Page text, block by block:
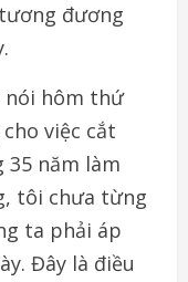
đương
nói hôm thứ
việc cắt
35 năm làm
tôi chưa từng
ta phải áp
Đây là điều